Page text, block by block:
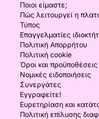
Ποιοι είμαστε;
Πώς λειτουργεί η
Τύπος
Επαγγελματίες
Πολιτική Απορρήτου
Πολιτική cookie
Όροι και προϋποθέσεις
Νομικές ειδοποιήσεις
Συνεργάτες
Εγγραφείτε!
Ευρετηρίαση και
Πολιτική επίλυσης